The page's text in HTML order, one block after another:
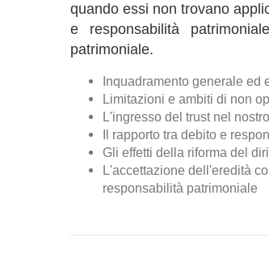
quando essi non trovano
e responsabilità
patrimoniale.
Inquadramento generale
Limitazioni e ambiti di non
L'ingresso del trust nel
Il rapporto tra debito e
Gli effetti della riforma del
L'accettazione dell'eredità
responsabilità patrimoniale